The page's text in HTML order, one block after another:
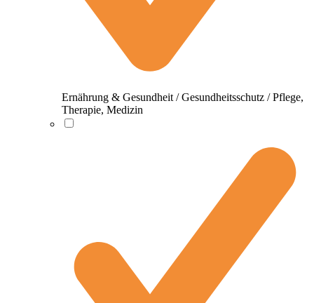
Ernährung & Gesundheit / Gesundheitsschutz / Pflege,
Therapie, Medizin